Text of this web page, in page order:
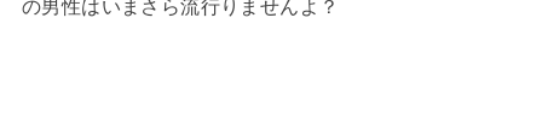
の男性はいまさら流行りませんよ？